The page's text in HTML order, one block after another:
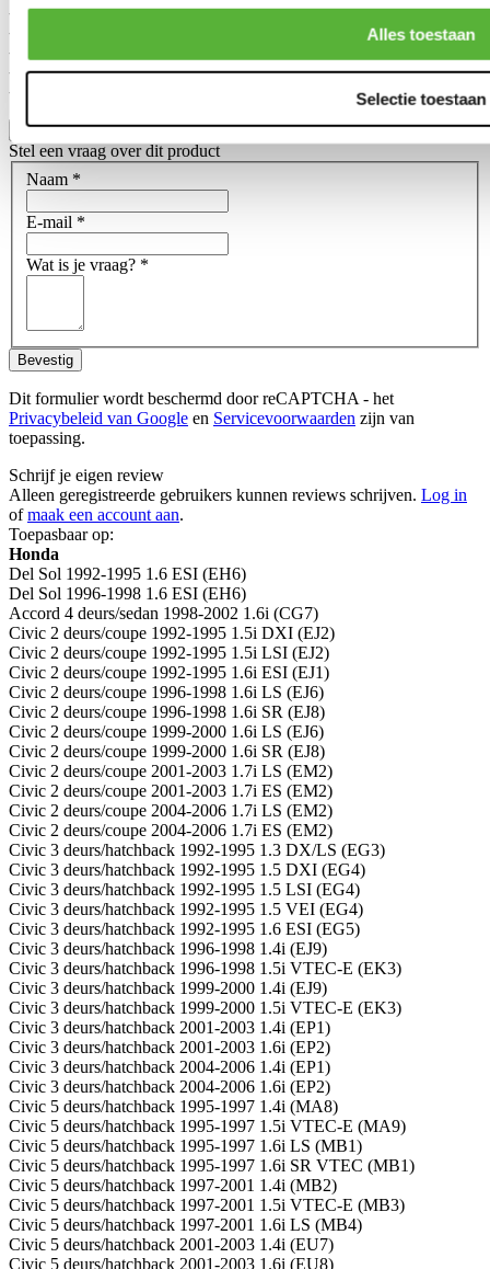
Alles toestaan
Selectie toestaan
- Premium Cover and Upgrade Disc Assembly
- Release Bearing
- Pilot Bearing
- Alignment Tool
- Lubricant
Toon meer
Stel een vraag over dit product
Naam *
E-mail *
Wat is je vraag? *
Bevestig
Dit formulier wordt beschermd door reCAPTCHA - het
Privacybeleid van Google en Servicevoorwaarden zijn van
toepassing.
Schrijf je eigen review
Alleen geregistreerde gebruikers kunnen reviews schrijven. Log in
ofmaak een account aan.
Toepasbaar op:
Honda
Del Sol 1992-1995 1.6 ESI (EH6)
Del Sol 1996-1998 1.6 ESI (EH6)
Accord 4 deurs/sedan 1998-2002 1.6i (CG7)
Civic 2 deurs/coupe 1992-1995 1.5i DXI (EJ2)
Civic 2 deurs/coupe 1992-1995 1.5i LSI (EJ2)
Civic 2 deurs/coupe 1992-1995 1.6i ESI (EJ1)
Civic 2 deurs/coupe 1996-1998 1.6i LS (EJ6)
Civic 2 deurs/coupe 1996-1998 1.6i SR (EJ8)
Civic 2 deurs/coupe 1999-2000 1.6i LS (EJ6)
Civic 2 deurs/coupe 1999-2000 1.6i SR (EJ8)
Civic 2 deurs/coupe 2001-2003 1.7i LS (EM2)
Civic 2 deurs/coupe 2001-2003 1.7i ES (EM2)
Civic 2 deurs/coupe 2004-2006 1.7i LS (EM2)
Civic 2 deurs/coupe 2004-2006 1.7i ES (EM2)
Civic 3 deurs/hatchback 1992-1995 1.3 DX/LS (EG3)
Civic 3 deurs/hatchback 1992-1995 1.5 DXI (EG4)
Civic 3 deurs/hatchback 1992-1995 1.5 LSI (EG4)
Civic 3 deurs/hatchback 1992-1995 1.5 VEI (EG4)
Civic 3 deurs/hatchback 1992-1995 1.6 ESI (EG5)
Civic 3 deurs/hatchback 1996-1998 1.4i (EJ9)
Civic 3 deurs/hatchback 1996-1998 1.5i VTEC-E (EK3)
Civic 3 deurs/hatchback 1999-2000 1.4i (EJ9)
Civic 3 deurs/hatchback 1999-2000 1.5i VTEC-E (EK3)
Civic 3 deurs/hatchback 2001-2003 1.4i (EP1)
Civic 3 deurs/hatchback 2001-2003 1.6i (EP2)
Civic 3 deurs/hatchback 2004-2006 1.4i (EP1)
Civic 3 deurs/hatchback 2004-2006 1.6i (EP2)
Civic 5 deurs/hatchback 1995-1997 1.4i (MA8)
Civic 5 deurs/hatchback 1995-1997 1.5i VTEC-E (MA9)
Civic 5 deurs/hatchback 1995-1997 1.6i LS (MB1)
Civic 5 deurs/hatchback 1995-1997 1.6i SR VTEC (MB1)
Civic 5 deurs/hatchback 1997-2001 1.4i (MB2)
Civic 5 deurs/hatchback 1997-2001 1.5i VTEC-E (MB3)
Civic 5 deurs/hatchback 1997-2001 1.6i LS (MB4)
Civic 5 deurs/hatchback 2001-2003 1.4i (EU7)
Civic 5 deurs/hatchback 2001-2003 1.6i (EU8)